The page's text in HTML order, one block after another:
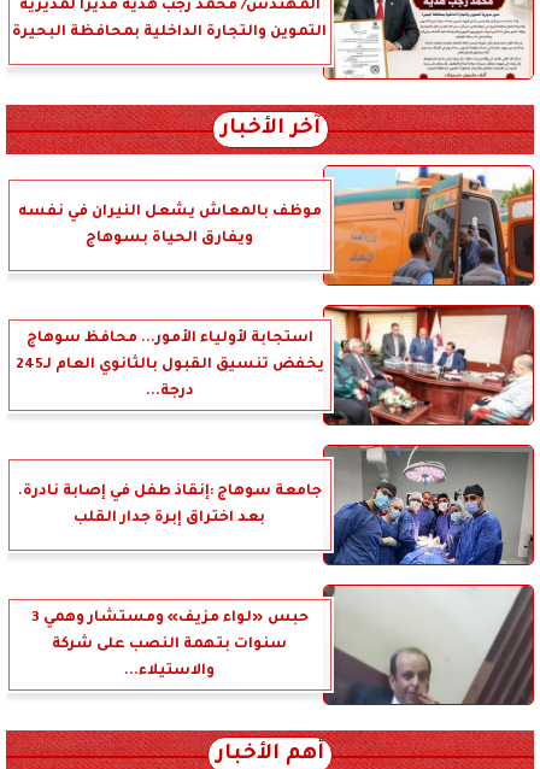
المهندس/ محمد رجب هدية مديرا لمديرية
التموين والتجارة الداخلية بمحافظة البحيرة
آخر الأخبار
موظف بالمعاش يشعل النيران في نفسه
ويفارق الحياة بسوهاج
استجابة لأولياء الأمور... محافظ سوهاج
يخفض تنسيق القبول بالثانوي العام لـ245
درجة...
جامعة سوهاج :إنقاذ طفل في إصابة نادرة.
بعد اختراق إبرة جدار القلب
حبس «لواء مزيف» ومستشار وهمي 3
سنوات بتهمة النصب على شركة
والاستيلاء...
أهم الأخبار